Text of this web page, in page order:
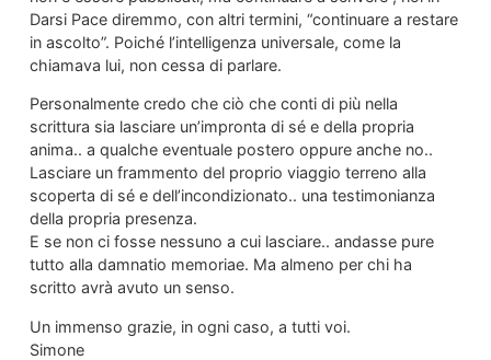
Darsi Pace diremmo, con altri termini, “continuare a restare
in ascolto”. Poiché l’intelligenza universale, come la
chiamava lui, non cessa di parlare.
Personalmente credo che ciò che conti di più nella
scrittura sia lasciare un’impronta di sé e della propria
anima.. a qualche eventuale postero oppure anche no..
Lasciare un frammento del proprio viaggio terreno alla
scoperta di sé e dell’incondizionato.. una testimonianza
della propria presenza.
E se non ci fosse nessuno a cui lasciare.. andasse pure
tutto alla damnatio memoriae. Ma almeno per chi ha
scritto avrà avuto un senso.
Un immenso grazie, in ogni caso, a tutti voi.
Simone